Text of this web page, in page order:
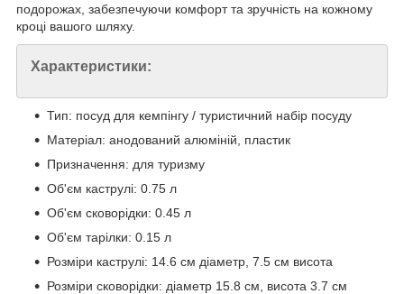
подорожах, забезпечуючи комфорт та зручність на кожному
кроці вашого шляху.
Характеристики:
Тип: посуд для кемпінгу / туристичний набір посуду
Матеріал: анодований алюміній, пластик
Призначення: для туризму
Об'єм каструлі: 0.75 л
Об'єм сковорідки: 0.45 л
Об'єм тарілки: 0.15 л
Розміри каструлі: 14.6 см діаметр, 7.5 см висота
Розміри сковорідки: діаметр 15.8 см, висота 3.7 см